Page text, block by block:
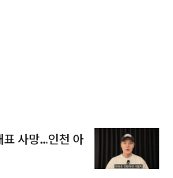
표 사망…인천 아